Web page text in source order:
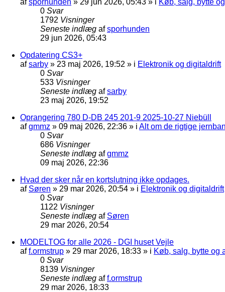
0 Svar
1792 Visninger
Seneste indlæg afsporhunden
29 jun 2026, 05:43
Opdatering CS3+
afsarby » 23 maj 2026, 19:52 » i Elektronik og digitaldrift
0 Svar
533 Visninger
Seneste indlæg afsarby
23 maj 2026, 19:52
Oprangering 780 D-DB 245 201-9 2025-10-27 Niebüll
afgmmz » 09 maj 2026, 22:36 » i Alt om de rigtige
0 Svar
686 Visninger
Seneste indlæg afgmmz
09 maj 2026, 22:36
Hvad der sker når en kortslutning ikke opdages.
af Søren » 29 mar 2026, 20:54 » i Elektronik og digitaldrift
0 Svar
1122 Visninger
Seneste indlæg af Søren
29 mar 2026, 20:54
MODELTOG for alle 2026 - DGI huset Vejle
aff.ormstrup » 29 mar 2026, 18:33 » i Køb, salg, bytte og
0 Svar
8139 Visninger
Seneste indlæg aff.ormstrup
29 mar 2026, 18:33